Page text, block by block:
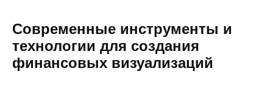
Современные инструменты и
технологии для создания
финансовых визуализаций